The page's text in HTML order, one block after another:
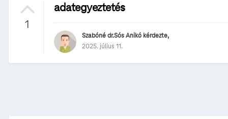
1
adategyeztetés
Szabóné dr.Sós Anikó kérdezte,
2025. július 11.